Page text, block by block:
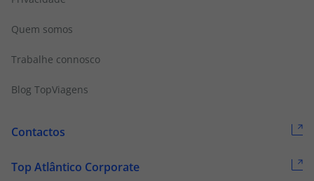
Quem somos
Trabalhe connosco
Blog TopViagens
Contactos
Top Atlântico Corporate